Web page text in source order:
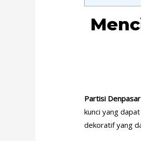
Partisi Denpasar
kunci yang
dekoratif yang